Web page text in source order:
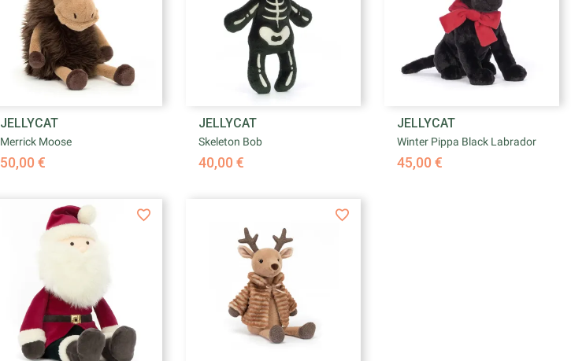
Aperçu rapide
JELLYCAT
Merrick Moose
50,00 €
Aperçu rapide
JELLYCAT
Skeleton Bob
40,00 €
Aperçu rapide
JELLYCAT
Winter Pippa Black Labrador
45,00 €